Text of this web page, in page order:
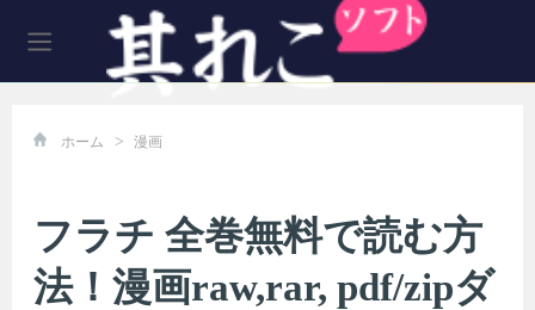
ホーム > 漫画
フラチ 全巻無料で読む方
法！漫画raw,rar, pdf/zipダ